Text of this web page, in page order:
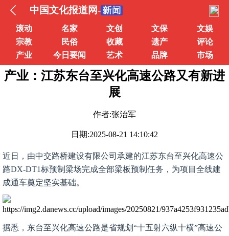
中国文化报道网-
滚动 名家 文创 文保
文娱
宗教
民俗 收藏 遗产
评论
产业
今日要闻 艺术 品牌 市场
产业：江苏东台至兴化高速公路又有新进
展
作者:张治军
日期:2025-08-21 14:10:42
近日，由中交路桥建设有限公司承建的江苏东台至兴化高速公
路DX-DT1标预制梁场完成全部梁板预制任务，为项目全线建
成通车奠定坚实基础。
据悉，东台至兴化高速公路是省规划“十五射六纵十横”高速公